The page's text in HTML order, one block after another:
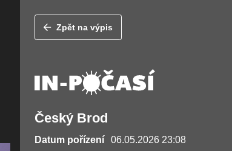
Zpět na výpis
Český Brod
Datum pořízení
06.05.2026 23:08